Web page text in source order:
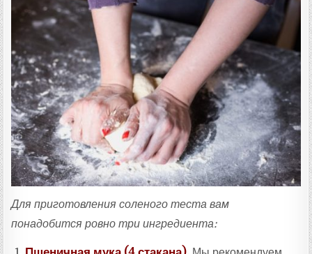
Для приготовления соленого теста вам
понадобится ровно три ингредиента: